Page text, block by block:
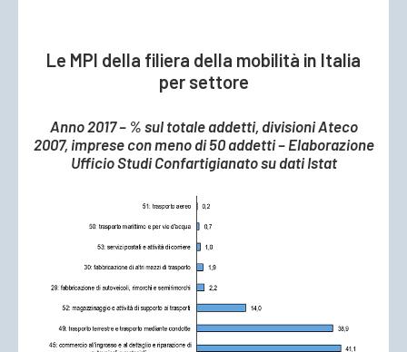
Le MPI della filiera della mobilità in Italia
per settore
Anno 2017 – % sul totale addetti, divisioni Ateco
2007, imprese con meno di 50 addetti – Elaborazione
Ufficio Studi Confartigianato su dati Istat